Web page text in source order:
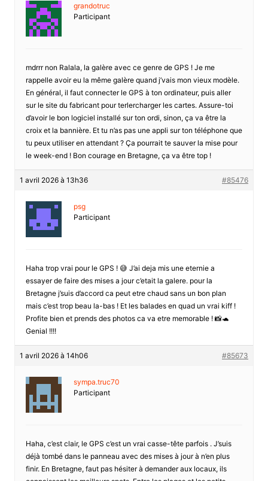
grandotruc
Participant
mdrrr non Ralala, la galère avec ce genre de GPS ! Je me
rappelle avoir eu la même galère quand j’vais mon vieux modèle.
En général, il faut connecter le GPS à ton ordinateur, puis aller
sur le site du fabricant pour terlercharger les cartes. Assure-toi
d’avoir le bon logiciel installé sur ton ordi, sinon, ça va être la
croix et la bannière. Et tu n’as pas une appli sur ton téléphone que
tu peux utiliser en attendant ? Ça pourrait te sauver la mise pour
le week-end ! Bon courage en Bretagne, ça va être top !
1 avril 2026 à 13h36 #85476
psg
Participant
Haha trop vrai pour le GPS ! 😅 J’ai deja mis une eternie a
essayer de faire des mises a jour c’etait la galere. pour la
Bretagne j’suis d’accord ca peut etre chaud sans un bon plan
mais c’est trop beau la-bas ! Et les balades en quad un vrai kiff !
Profite bien et prends des photos ca va etre memorable ! 📸🐢
Genial !!!!
1 avril 2026 à 14h06 #85673
sympa.truc70
Participant
Haha, c’est clair, le GPS c’est un vrai casse-tête parfois . J’suis
déjà tombé dans le panneau avec des mises à jour à n’en plus
finir. En Bretagne, faut pas hésiter à demander aux locaux, ils